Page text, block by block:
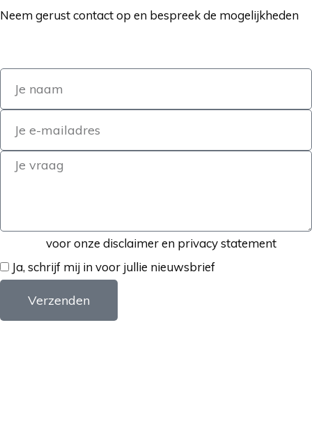
Neem gerust contact op en bespreek de mogelijkheden
voor onze disclaimer en privacy statement
Ja, schrijf mij in voor jullie nieuwsbrief
Verzenden